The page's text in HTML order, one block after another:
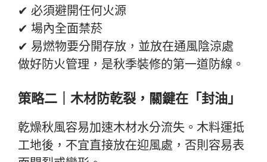
✔ 必須避開任何火源
✔ 場內全面禁菸
✔ 易燃物要分開存放，並放在通風陰涼處
做好防火管理，是秋季裝修的第一道防線。
策略二｜木材防乾裂，關鍵在「封油」
乾燥秋風容易加速木材水分流失。木料運抵
工地後，不宜直接放在迎風處，否則容易表